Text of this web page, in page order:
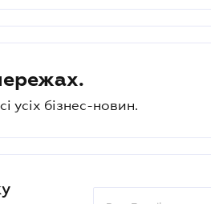
усіх бізнес-новин.